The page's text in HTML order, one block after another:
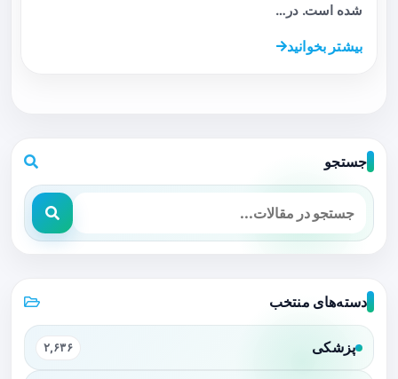
شده است. در…
بیشتر بخوانید
جستجو
دسته‌های منتخب
پزشکی ۲,۶۳۶